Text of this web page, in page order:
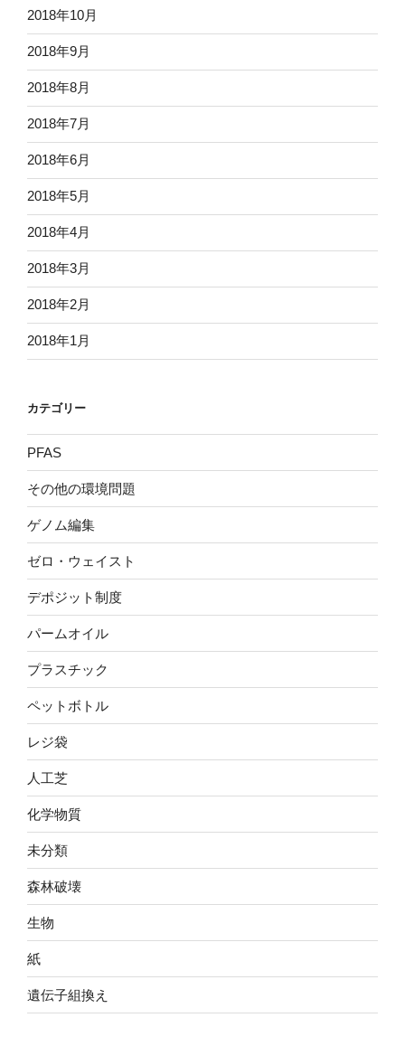
2018年10月
2018年9月
2018年8月
2018年7月
2018年6月
2018年5月
2018年4月
2018年3月
2018年2月
2018年1月
カテゴリー
PFAS
その他の環境問題
ゲノム編集
ゼロ・ウェイスト
デポジット制度
パームオイル
プラスチック
ペットボトル
レジ袋
人工芝
化学物質
未分類
森林破壊
生物
紙
遺伝子組換え